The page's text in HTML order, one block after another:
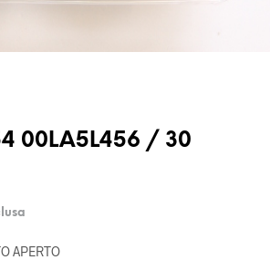
00LA5L456 / 30
APERTO